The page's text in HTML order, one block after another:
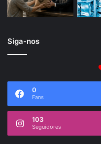
Siga-nos
0
Fans
103
Seguidores